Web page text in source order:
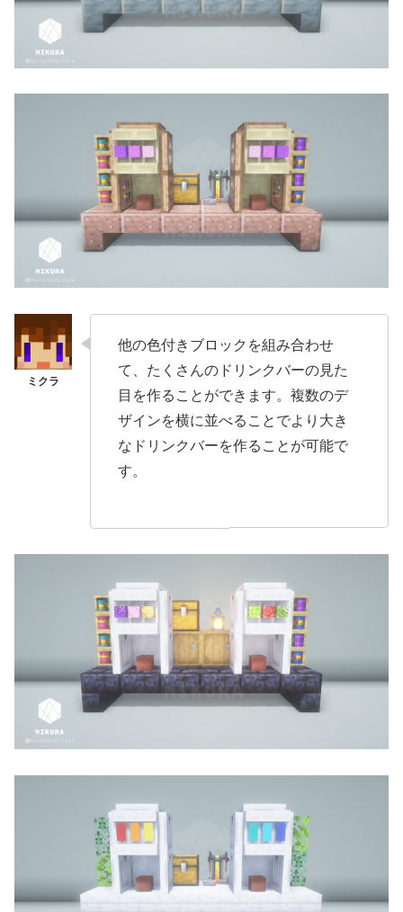
他の色付きブロックを組み合わせ
て、たくさんのドリンクバーの見た
目を作ることができます。複数のデ
ザインを横に並べることでより大き
なドリンクバーを作ることが可能で
す。